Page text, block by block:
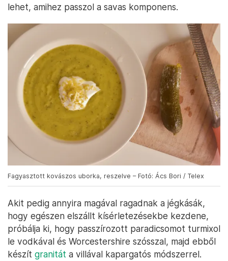
lehet, amihez passzol a savas komponens.
Fagyasztott kovászos uborka, reszelve – Fotó: Ács Bori / Telex
Akit pedig annyira magával ragadnak a jégkásák,
hogy egészen elszállt kísérletezésekbe kezdene,
próbálja ki, hogy passzírozott paradicsomot turmixol
le vodkával és Worcestershire szósszal, majd ebből
készít granitát a villával kapargatós módszerrel.